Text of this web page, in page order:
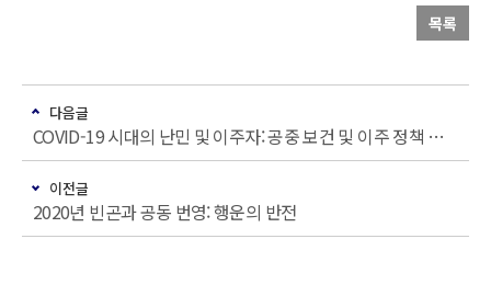
목록
다음글
COVID-19 시대의 난민 및 이주자: 공중 보건 및 이주 정책 및 관행의 동향 매핑
이전글
2020년 빈곤과 공동 번영: 행운의 반전